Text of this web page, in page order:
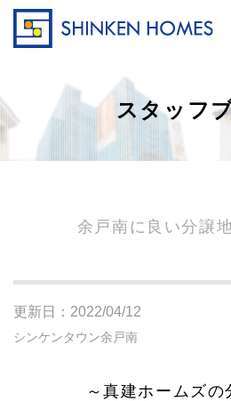
スタッフ
余戸南に良い分譲
更新日：2022/04/12
シンケンタウン余戸南
～真建ホームズの